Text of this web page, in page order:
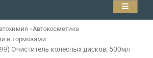
Автокосметика
и тормозами
Очиститель колесных дисков, 500мл